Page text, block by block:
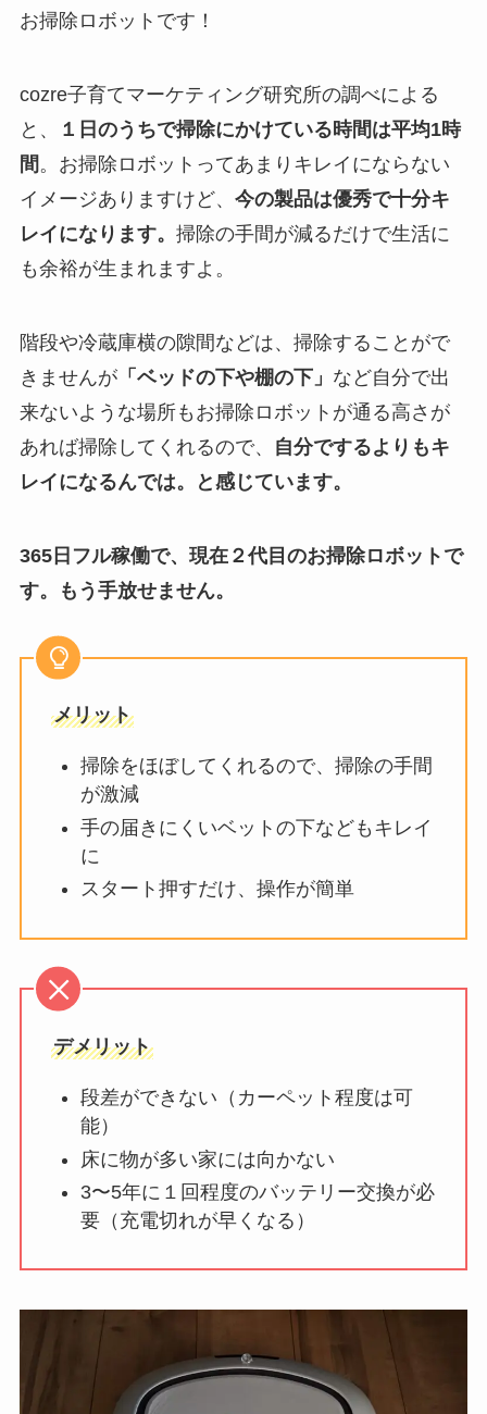
お掃除ロボットです！
cozre子育てマーケティング研究所の調べによる
と、
１日のうちで掃除にかけている時間は平均1時
間。お掃除ロボットってあまりキレイにならない
イメージありますけど、 今の製品は優秀で十分キ
レイになります。 掃除の手間が減るだけで生活に
も余裕が生まれますよ。
階段や冷蔵庫横の隙間などは、掃除することがで
きませんが「ベッドの下や棚の下」 など自分で出
来ないような場所もお掃除ロボットが通る高さが
あれば掃除してくれるので、
自分でするよりもキ
レイになるんでは。と感じています。
365日フル稼働で、現在２代目のお掃除ロボットで
す。もう手放せません。
メリット
掃除をほぼしてくれるので、掃除の手間
が激減
手の届きにくいベットの下などもキレイ
に
スタート押すだけ、操作が簡単
デメリット
段差ができない（カーペット程度は可
能）
床に物が多い家には向かない
3〜5年に１回程度のバッテリー交換が必
要（充電切れが早くなる）